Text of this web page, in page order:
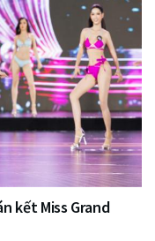
kết Miss Grand